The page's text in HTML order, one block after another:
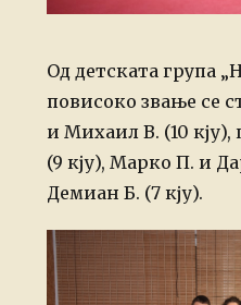
Од детската група
повисоко звање се
и Михаил В. (10
(9 кју), Марко П. и
Демиан Б. (7 кју).